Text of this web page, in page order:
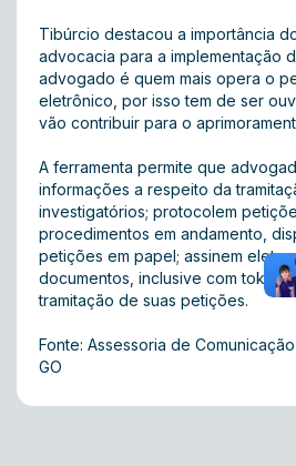
Tibúrcio destacou a importância
advocacia para a implementação
advogado é quem mais opera o
eletrônico, por isso tem de ser
vão contribuir para o
A ferramenta permite que
informações a respeito da
investigatórios; protocolem
procedimentos em andamento,
petições em papel; assinem
documentos, inclusive com token;
tramitação de suas petições.
Fonte: Assessoria de
GO